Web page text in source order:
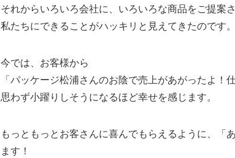
それからいろいろ会社に、いろいろな商品をご提案
私たちにできることがハッキリと見えてきたのです。
今では、お客様から
「パッケージ松浦さんのお陰で売上があがったよ！
思わず小躍りしそうになるほど幸せを感じます。
もっともっとお客さんに喜んでもらえるように、「
ます！